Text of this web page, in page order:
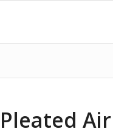
Pleated